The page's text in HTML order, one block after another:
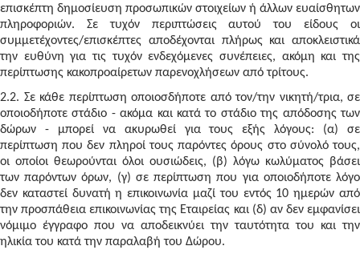
επισκέπτη δημοσίευση προσωπικών στοιχείων ή άλλων ευαίσθητων
πληροφοριών. Σε τυχόν περιπτώσεις αυτού του είδους οι
συμμετέχοντες/επισκέπτες αποδέχονται πλήρως και αποκλειστικά
την ευθύνη για τις τυχόν ενδεχόμενες συνέπειες, ακόμη και της
περίπτωσης κακοπροαίρετων παρενοχλήσεων από τρίτους.
2.2. Σε κάθε περίπτωση οποιοσδήποτε από τον/την νικητή/τρια, σε
οποιοδήποτε στάδιο - ακόμα και κατά το στάδιο της απόδοσης των
δώρων - μπορεί να ακυρωθεί για τους εξής λόγους: (α) σε
περίπτωση που δεν πληροί τους παρόντες όρους στο σύνολό τους,
οι οποίοι θεωρούνται όλοι ουσιώδεις, (β) λόγω κωλύματος βάσει
των παρόντων όρων, (γ) σε περίπτωση που για οποιοδήποτε λόγο
δεν καταστεί δυνατή η επικοινωνία μαζί του εντός 10 ημερών από
την προσπάθεια επικοινωνίας της Εταιρείας και (δ) αν δεν εμφανίσει
νόμιμο έγγραφο που να αποδεικνύει την ταυτότητα του και την
ηλικία του κατά την παραλαβή του Δώρου.